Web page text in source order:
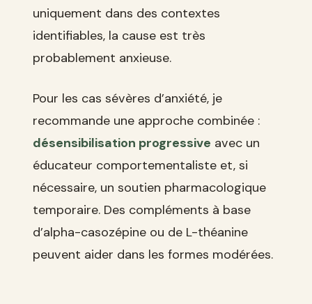
uniquement dans des contextes
identifiables, la cause est très
probablement anxieuse.
Pour les cas sévères d’anxiété, je
recommande une approche combinée :
désensibilisation progressive avec un
éducateur comportementaliste et, si
nécessaire, un soutien pharmacologique
temporaire. Des compléments à base
d’alpha-casozépine ou de L-théanine
peuvent aider dans les formes modérées.